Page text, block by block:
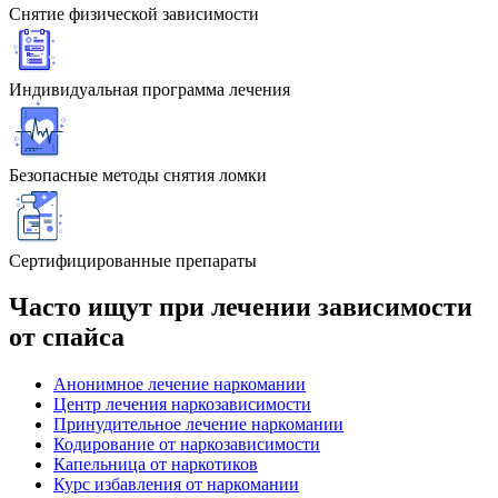
Снятие физической зависимости
Индивидуальная программа лечения
Безопасные методы снятия ломки
Сертифицированные препараты
Часто ищут при лечении зависимости
от спайса
Анонимное лечение наркомании
Центр лечения наркозависимости
Принудительное лечение наркомании
Кодирование от наркозависимости
Капельница от наркотиков
Курс избавления от наркомании